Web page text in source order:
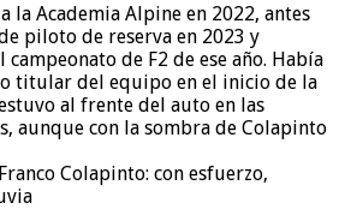
la Academia Alpine en 2022, antes
piloto de reserva en 2023 y
de F2 de ese año. Había
titular del equipo en el inicio de la
al frente del auto en las
aunque con la sombra de Colapinto
Colapinto: con esfuerzo,